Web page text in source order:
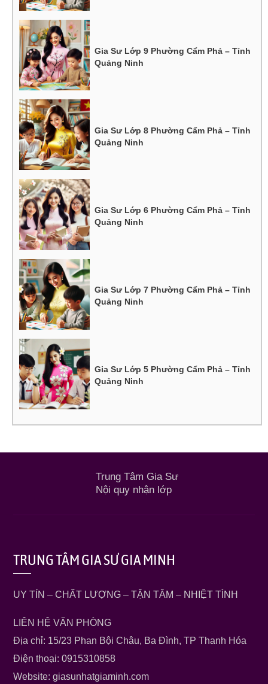
Gia Sư Lớp 9 Phường Cẩm Phả – Tỉnh
Quảng Ninh
Gia Sư Lớp 8 Phường Cẩm Phả – Tỉnh
Quảng Ninh
Gia Sư Lớp 6 Phường Cẩm Phả – Tỉnh
Quảng Ninh
Gia Sư Lớp 7 Phường Cẩm Phả – Tỉnh
Quảng Ninh
Gia Sư Lớp 5 Phường Cẩm Phả – Tỉnh
Quảng Ninh
Trung Tâm Gia Sư
Nội quy nhận lớp
TRUNG TÂM GIA SƯ GIA MINH
UY TÍN – CHẤT LƯỢNG – TẬN TÂM – NHIỆT TÌNH
LIÊN HỆ VĂN PHÒNG
Địa chỉ: 15/23 Phan Bội Châu, Ba Đình, TP Thanh Hóa
Điện thoại: 0915310858
Website: giasunhatgiaminh.com